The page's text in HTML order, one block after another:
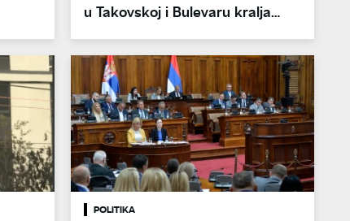
u Takovskoj i Bulevaru kralja
Aleksandra
POLITIKA